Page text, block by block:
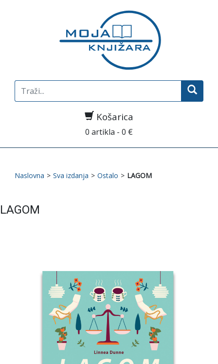
Search
for:
Košarica
0 artikla - 0 €
Naslovna > Sva izdanja > Ostalo > LAGOM
LAGOM